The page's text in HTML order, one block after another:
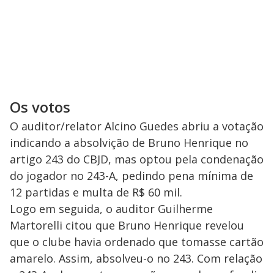
Os votos
O auditor/relator Alcino Guedes abriu a votação
indicando a absolvição de Bruno Henrique no
artigo 243 do CBJD, mas optou pela condenação
do jogador no 243-A, pedindo pena mínima de
12 partidas e multa de R$ 60 mil.
Logo em seguida, o auditor Guilherme
Martorelli citou que Bruno Henrique revelou
que o clube havia ordenado que tomasse cartão
amarelo. Assim, absolveu-o no 243. Com relação